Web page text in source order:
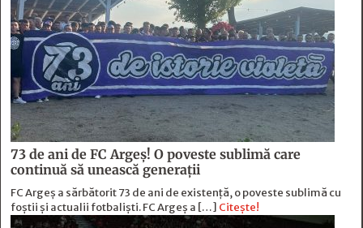
73 de ani de FC Argeş! O poveste sublimă care
continuă să unească generaţii
FC Argeș a sărbătorit 73 de ani de existență, o poveste sublimă cu
foștii și actualii fotbaliști. FC Argeș a […] Citește!